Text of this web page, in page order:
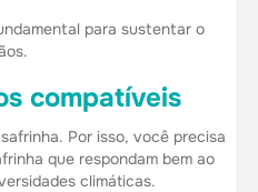
para sustentar o
compatíveis
Por isso, você precisa
que respondam bem ao
climáticas.